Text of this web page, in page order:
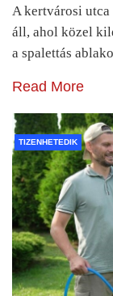
A kertvárosi
áll, ahol közel
a spalettás
Read More
TIZENHETEDIK